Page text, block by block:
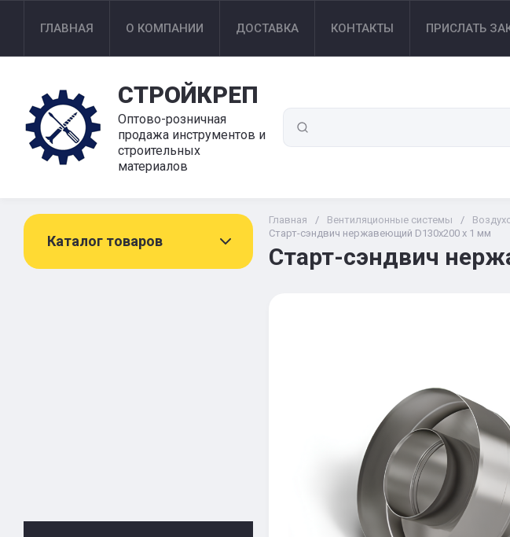
ГЛАВНАЯ О КОМПАНИИ ДОСТАВКА КОНТАКТЫ ПРИСЛАТЬ
СТРОЙКРЕП
Оптово-розничная
продажа инструментов и
строительных
материалов
Каталог товаров
Главная / Вентиляционные системы /
Старт-сэндвич нержавеющий D130х200 х 1 мм
Старт-сэндвич